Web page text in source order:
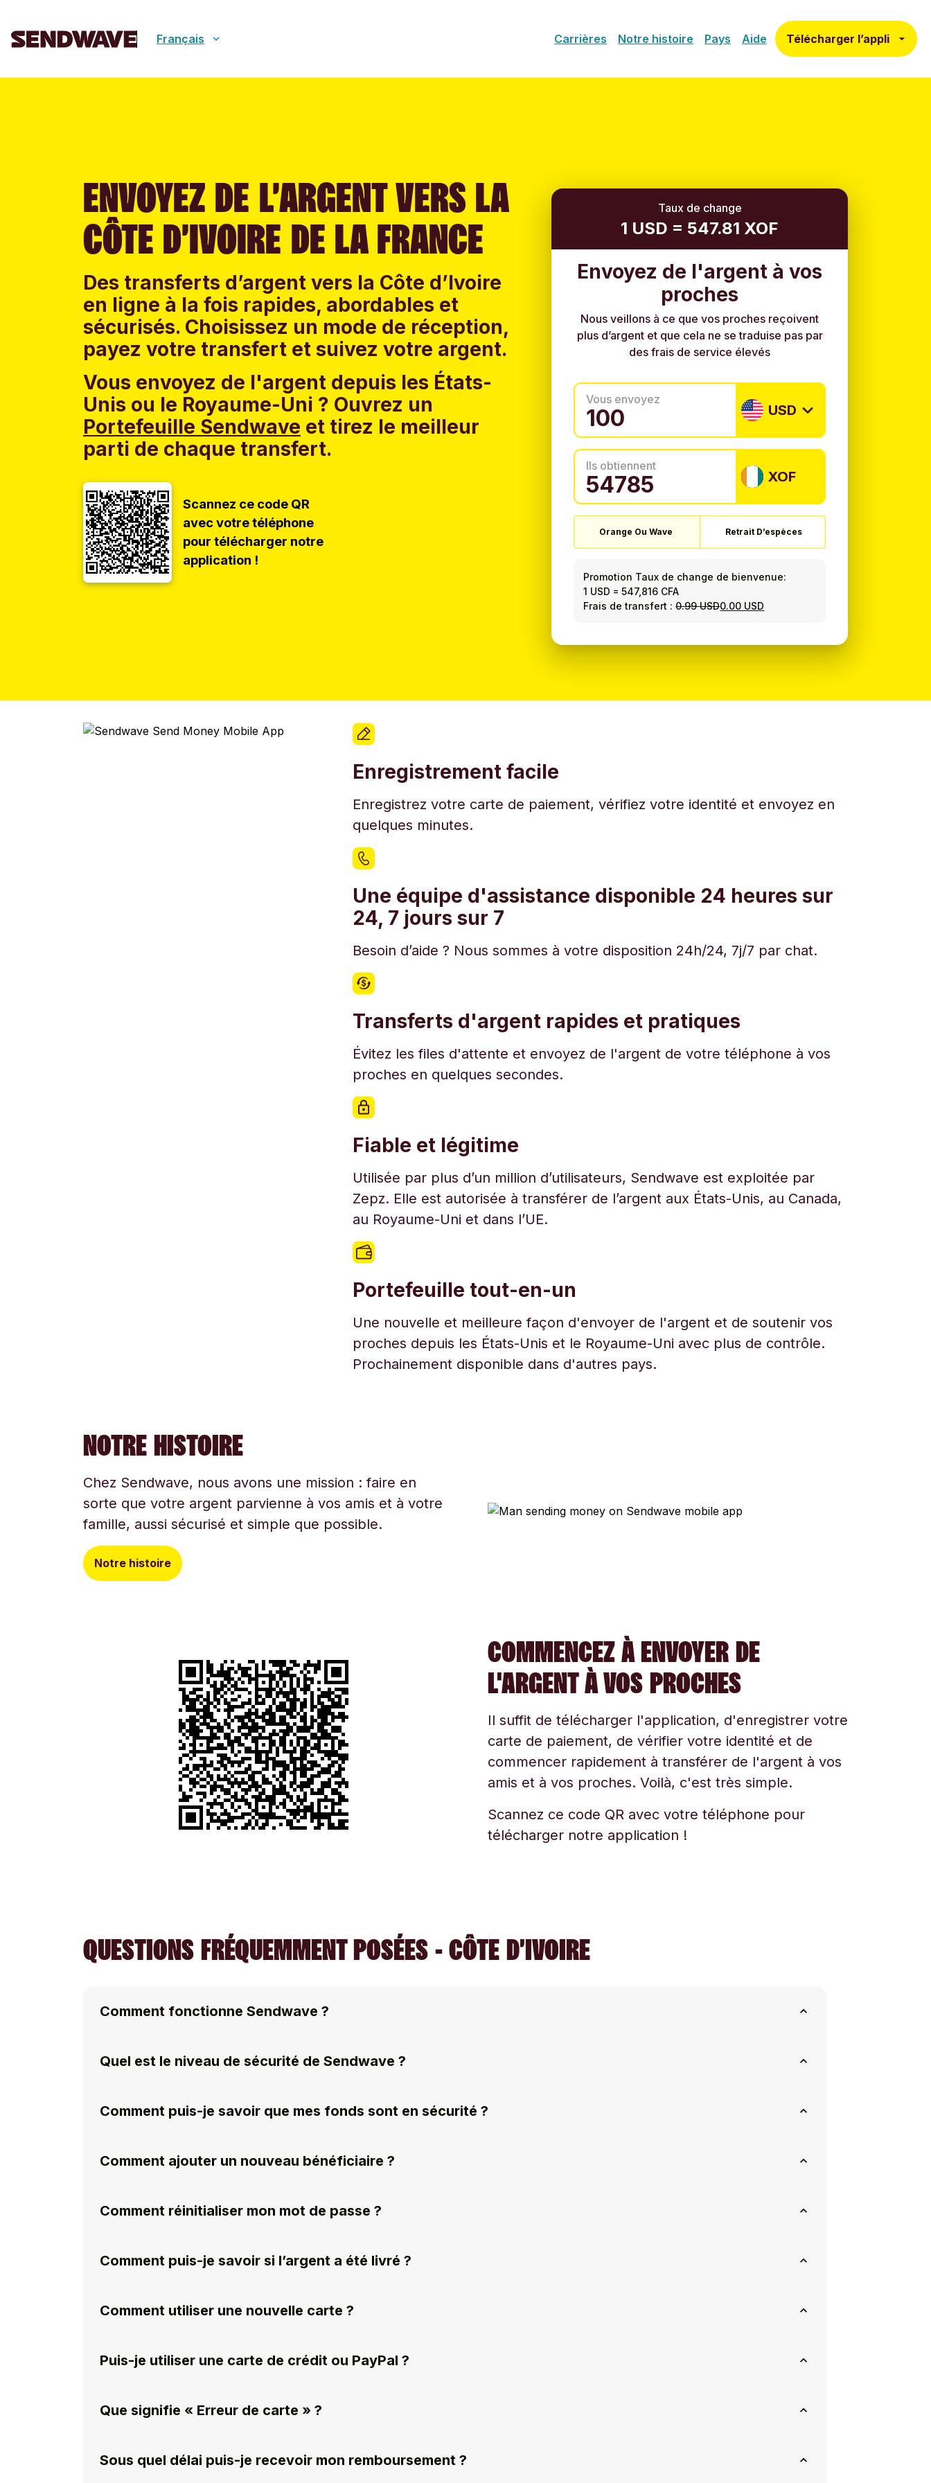
Français Carrières Notre histoire Pays Aide Télécharger l’appli
ENVOYEZ DE L’ARGENT VERS LA
CÔTE D’IVOIRE DE LA FRANCE
Des transferts d’argent vers la Côte d’Ivoire
en ligne à la fois rapides, abordables et
sécurisés. Choisissez un mode de réception,
payez votre transfert et suivez votre argent.
Vous envoyez de l'argent depuis les États-
Unis ou le Royaume-Uni ? Ouvrez un
Portefeuille Sendwave et tirez le meilleur
parti de chaque transfert.
Scannez ce code QR
avec votre téléphone
pour télécharger notre
application !
Taux de change
1 USD = 547.81 XOF
Envoyez de l'argent à vos
proches
Nous veillons à ce que vos proches reçoivent
plus d’argent et que cela ne se traduise pas par
des frais de service élevés
Vous envoyez
USD
Ils obtiennent
XOF
Orange Ou Wave Retrait D’espèces
Promotion Taux de change de bienvenue:
1 USD =547,816 CFA
Frais de transfert :0.99 USD0.00 USD
Enregistrement facile
Enregistrez votre carte de paiement, vérifiez votre identité et envoyez en
quelques minutes.
Une équipe d'assistance disponible 24 heures sur
24, 7 jours sur 7
Besoin d’aide ? Nous sommes à votre disposition 24h/24, 7j/7 par chat.
Transferts d'argent rapides et pratiques
Évitez les files d'attente et envoyez de l'argent de votre téléphone à vos
proches en quelques secondes.
Fiable et légitime
Utilisée par plus d’un million d’utilisateurs, Sendwave est exploitée par
Zepz. Elle est autorisée à transférer de l’argent aux États-Unis, au Canada,
au Royaume-Uni et dans l’UE.
Portefeuille tout-en-un
Une nouvelle et meilleure façon d'envoyer de l'argent et de soutenir vos
proches depuis les États-Unis et le Royaume-Uni avec plus de contrôle.
Prochainement disponible dans d'autres pays.
NOTRE HISTOIRE
Chez Sendwave, nous avons une mission : faire en
sorte que votre argent parvienne à vos amis et à votre
famille, aussi sécurisé et simple que possible.
Notre histoire
COMMENCEZ À ENVOYER DE
L'ARGENT À VOS PROCHES
Il suffit de télécharger l'application, d'enregistrer votre
carte de paiement, de vérifier votre identité et de
commencer rapidement à transférer de l'argent à vos
amis et à vos proches. Voilà, c'est très simple.
Scannez ce code QR avec votre téléphone pour
télécharger notre application !
QUESTIONS FRÉQUEMMENT POSÉES - CÔTE D’IVOIRE
Comment fonctionne Sendwave ?
Quel est le niveau de sécurité de Sendwave ?
Comment puis-je savoir que mes fonds sont en sécurité ?
Comment ajouter un nouveau bénéficiaire ?
Comment réinitialiser mon mot de passe ?
Comment puis-je savoir si l’argent a été livré ?
Comment utiliser une nouvelle carte ?
Puis-je utiliser une carte de crédit ou PayPal ?
Que signifie « Erreur de carte » ?
Sous quel délai puis-je recevoir mon remboursement ?